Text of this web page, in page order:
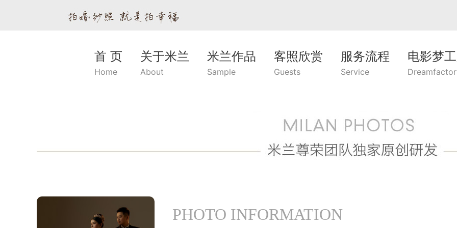
首 页
Home
关于米兰
About
米兰作品
Sample
客照欣赏
Guests
服务流程
Service
电影梦
PHOTO INFORMATION